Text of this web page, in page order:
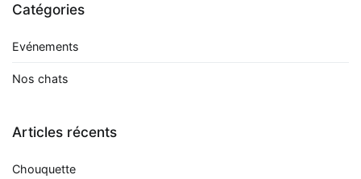
Catégories
Evénements
Nos chats
Articles récents
Chouquette